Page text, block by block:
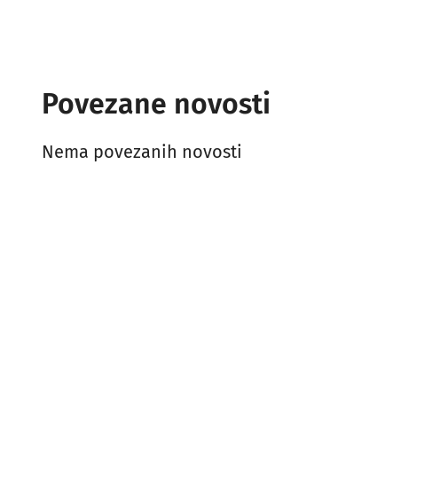
Povezane novosti
Nema povezanih novosti